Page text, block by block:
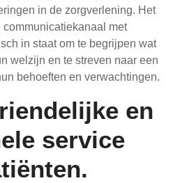
in de zorgverlening. Het
met
in staat om te begrijpen wat
welzijn en te streven naar een
behoeften en verwachtingen.
en
service